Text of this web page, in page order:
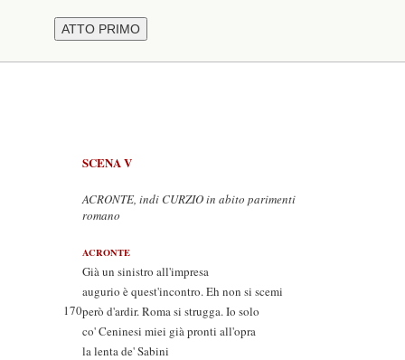
SCENA V
ACRONTE, indi CURZIO in abito parimenti
romano
ACRONTE
Già un sinistro all'impresa
augurio è quest'incontro. Eh non si scemi
170però d'ardir. Roma si strugga. Io solo
co' Ceninesi miei già pronti all'opra
la lenta de' Sabini